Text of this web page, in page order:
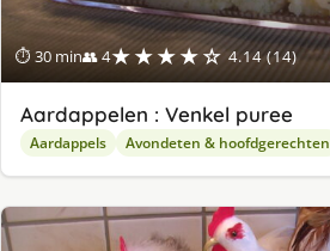
⏱ 30 min👥 4★★★★☆ 4.14 (14)
Aardappelen : Venkel puree
Aardappels Avondeten & hoofdgerechten